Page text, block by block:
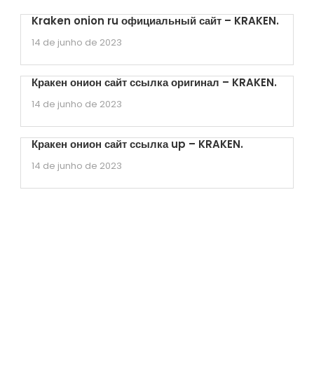
Kraken onion ru официальный сайт – KRAKEN.
14 de junho de 2023
Кракен онион сайт ссылка оригинал – KRAKEN.
14 de junho de 2023
Кракен онион сайт ссылка up – KRAKEN.
14 de junho de 2023